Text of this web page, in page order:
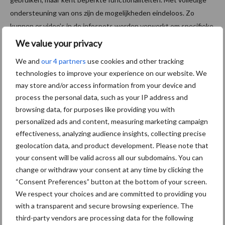
We value your privacy
We and our 4 partners use cookies and other tracking
technologies to improve your experience on our website. We
may store and/or access information from your device and
process the personal data, such as your IP address and
browsing data, for purposes like providing you with
personalized ads and content, measuring marketing campaign
effectiveness, analyzing audience insights, collecting precise
geolocation data, and product development. Please note that
your consent will be valid across all our subdomains. You can
change or withdraw your consent at any time by clicking the
“Consent Preferences” button at the bottom of your screen.
We respect your choices and are committed to providing you
with a transparent and secure browsing experience. The
third-party vendors are processing data for the following
ondersteuning van ons zijn de mogelijkheden eindeloos. Zo
kunnen er video’s in de infospots worden verwerkt om specifieke
handelingen te tonen die lastig in tekst of foto te vatten zijn of
verschijnen om te bepalen of de gebruiker de kennis machtig is.
Ook is volledige integratie met Learning Management Systemen
mogelijk, kan data ontsloten worden om veelgemaakte missers te
mogelijk in te zetten. Het kan zeer waardevol zijn om te weten
dat 80% van de trainingsdeelnemers dezelfde kleine fout maken.
Met deze techniek kunnen we dat aantonen en dan kan de
schoonmaakkwaliteit nog verder omhoog.”
Starterkit EZVR
Vaa
k